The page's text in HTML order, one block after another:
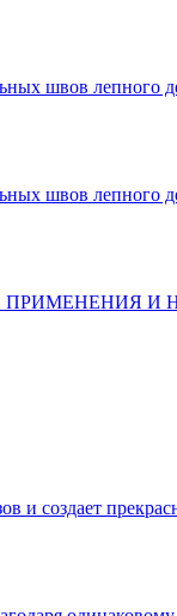
швов лепного
швов лепного
И
и создает